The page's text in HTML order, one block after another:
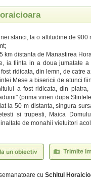
stanci, la o altitudine de
km distanta de Manastirea
ia fiinta in a doua jumatate
ridicata, din lemn, de catre
Mese a bisericii de atunci
a fost ridicata, din
(prima vineri dupa
la 50 m distanta, singura
si trupesti, Maica
de monahii vietuitori
cu Schitul